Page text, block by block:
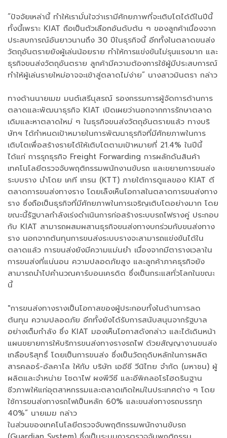
“ปัจจัยเหล่านี้ ทำให้เรามั่นใจว่าเรามีศักยภาพที่จะเติบโตได้ดีในปีนี้
ทั้งนี้เพราะ KIAT ถือเป็นตัวเลือกอันดับต้น ๆ ของลูกค้าเนื่องจาก
ประสบการณ์อันยาวนานถึง 30 ปีในธุรกิจนี้ อีกทั้งในตลาดขนส่ง
วัตถุอันตรายยังผู้เล่นน้อยราย ทำให้การแข่งขันไม่รุนแรงมาก และ
ธุรกิจขนส่งวัตถุอันตราย ลูกค้ามีความต้องการใช้ผู้มีประสบการณ์
ทำให้ผู้เล่นรายใหม่อาจจะเข้าสู่ตลาดไม่ง่าย” นางสาวมินตรา กล่าว
ทางด้านนายเมฆ มนต์เสรีนุสรณ์ รองกรรมการผู้จัดการด้านการ
ตลาดและพัฒนาธุรกิจ KIAT เปิดเผยว่านอกจากการรักษาตลาด
เดิมและหาตลาดใหม่ ๆ ในธุรกิจขนส่งวัตถุอันตรายแล้ว ทางบริ
ษัทฯ ได้กำหนดเป้าหมายในการพัฒนาธุรกิจที่มีศักยภาพในการ
เติบโตเพื่อสร้างรายได้ให้เติบโตตามเป้าหมายที่ 21.4% ในปีนี้
ได้แก่ การรุกธุรกิจ Freight Forwarding การผลักดันสินค้า
เทคโนโลยีตรวจจับพฤติกรรมพนักงานขับรถ และขยายการขนส่ง
ระบบราง นำโดย เคที เทรน (KTT) ภายใต้การดูแลของ KIAT ตี
ตลาดการขนส่งทางราง โดยเล็งเห็นโอกาสในตลาดการขนส่งทาง
ราง ซึ่งถือเป็นธุรกิจที่มีศักยภาพในการเจริญเติบโตอย่างมาก โดย
ขณะนี้รัฐบาลกำลังเร่งดำเนินการก่อสร้างระบบรถไฟรางคู่ ประกอบ
กับ KIAT สามารถผสมผสานธุรกิจขนส่งทางบกร่วมกับขนส่งทาง
ราง นอกจากต้นทุนการขนส่งระบบรางจะสามารถแข่งขันได้ใน
ตลาดแล้ว การขนส่งยังมีความแม่นยำ เนื่องจากมีตารางเวลาใน
การขนส่งที่แน่นอน ความปลอดภัยสูง และลูกค้าภาคธุรกิจยัง
สามารถนำไปคำนวณคาร์บอนเครดิต ซึ่งเป็นกระแสทั่วโลกในขณะ
นี้
"การขนส่งทางรางเป็นโอกาสของผู้ประกอบทั้งในด้านการลด
ต้นทุน ความปลอดภัย อีกทั้งยังได้รับการสนับสนุนจากรัฐบาล
อย่างเต็มกำลัง ซึ่ง KIAT มองเห็นโอกาสดังกล่าว และได้เดินหน้า
แผนขยายการให้บริการขนส่งทางรางรถไฟ ด้วยสัญญางานขนส่ง
เกลือบริสุทธิ์ โดยเป็นการขนส่ง ซึ่งเป็นวัตถุดิบหลักในการผลิต
สารคลอร์-อัลคาไล ให้กับ บริษัท เออีซี วีนิไทย จำกัด (มหาชน) ผู้
ผลิตและจำหน่าย โซดาไฟ ผงพีวีซี และอีพิคลอโรไฮดรินฐาน
ชีวภาพให้แก่อุตสาหกรรมและตลาดเกิดใหม่ในประเทศต่าง ๆ โดย
ใช้การขนส่งทางรถไฟเป็นหลัก 60% และขนส่งทางรถบรรทุก
40%” นายเมฆ กล่าว
ในส่วนของเทคโนโลยีตรวจจับพฤติกรรมพนักงานขับรถ